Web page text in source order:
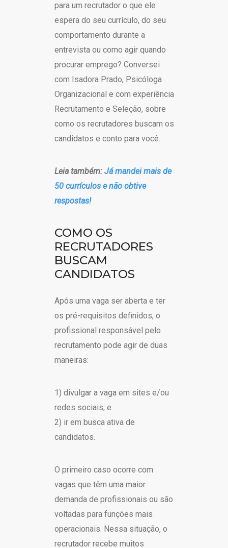
para um recrutador o que ele
espera do seu currículo, do seu
comportamento durante a
entrevista ou como agir quando
procurar emprego? Conversei
com Isadora Prado, Psicóloga
Organizacional e com experiência
Recrutamento e Seleção, sobre
como os recrutadores buscam os
candidatos e conto para você.
Leia também: Já mandei mais de
50 currículos e não obtive
respostas!
COMO OS
RECRUTADORES
BUSCAM
CANDIDATOS
Após uma vaga ser aberta e ter
os pré-requisitos definidos, o
profissional responsável pelo
recrutamento pode agir de duas
maneiras:
1) divulgar a vaga em sites e/ou
redes sociais; e
2) ir em busca ativa de
candidatos.
O primeiro caso ocorre com
vagas que têm uma maior
demanda de profissionais ou são
voltadas para funções mais
operacionais. Nessa situação, o
recrutador recebe muitos